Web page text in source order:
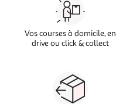
Vos courses à domicile, en
drive ou click & collect